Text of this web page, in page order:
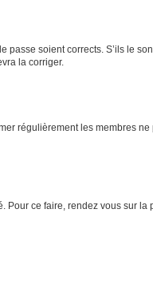
soient corrects. S’ils le
la corriger.
régulièrement les membres
Pour ce faire, rendez vous sur